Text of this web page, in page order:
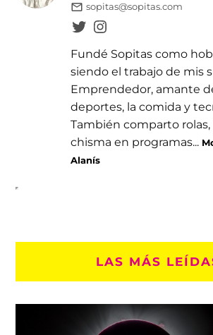
sopitas@sopitas.com
Fundé Sopitas como
siendo el trabajo de mis
Emprendedor, amante
deportes, la comida y
También comparto
chisma en programas...
Alanís
LAS MÁS